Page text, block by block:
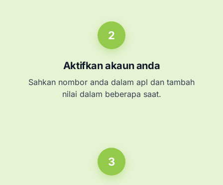
2
Aktifkan akaun anda
Sahkan nombor anda dalam apl dan tambah
nilai dalam beberapa saat.
3